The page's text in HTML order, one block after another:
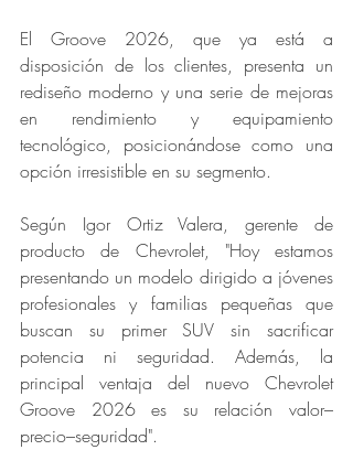
El Groove 2026, que ya está a
disposición de los clientes, presenta un
rediseño moderno y una serie de mejoras
en rendimiento y equipamiento
tecnológico, posicionándose como una
opción irresistible en su segmento.
Según Igor Ortiz Valera, gerente de
producto de Chevrolet, "Hoy estamos
presentando un modelo dirigido a jóvenes
profesionales y familias pequeñas que
buscan su primer SUV sin sacrificar
potencia ni seguridad. Además, la
principal ventaja del nuevo Chevrolet
Groove 2026 es su relación valor–
precio–seguridad".